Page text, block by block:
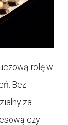
rolę w
Bez
za
czy